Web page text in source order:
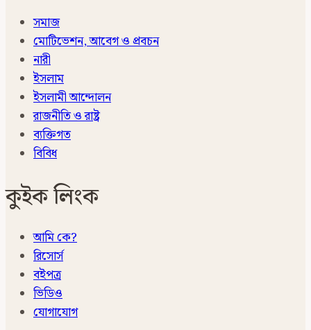
সমাজ
মোটিভেশন, আবেগ ও প্রবচন
নারী
ইসলাম
ইসলামী আন্দোলন
রাজনীতি ও রাষ্ট্র
ব্যক্তিগত
বিবিধ
কুইক লিংক
আমি কে?
রিসোর্স
বইপত্র
ভিডিও
যোগাযোগ